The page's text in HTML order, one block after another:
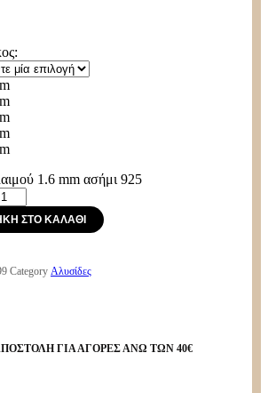
1.6 mm ασήμι 925
ΣΤΟ ΚΑΛΆΘΙ
Category Αλυσίδες
ΓΙΑ ΑΓΟΡΕΣ ΑΝΩ ΤΩΝ 40€